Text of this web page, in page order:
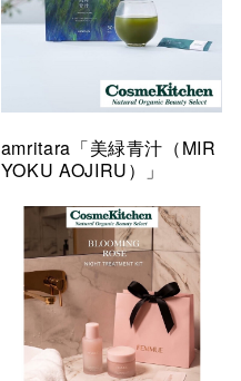
amritara「美緑青汁（MIR
YOKU AOJIRU）」